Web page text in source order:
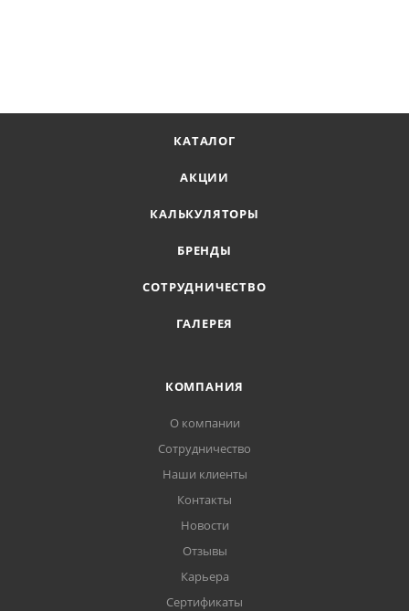
КАТАЛОГ
АКЦИИ
КАЛЬКУЛЯТОРЫ
БРЕНДЫ
СОТРУДНИЧЕСТВО
ГАЛЕРЕЯ
КОМПАНИЯ
О компании
Сотрудничество
Наши клиенты
Контакты
Новости
Отзывы
Карьера
Сертификаты